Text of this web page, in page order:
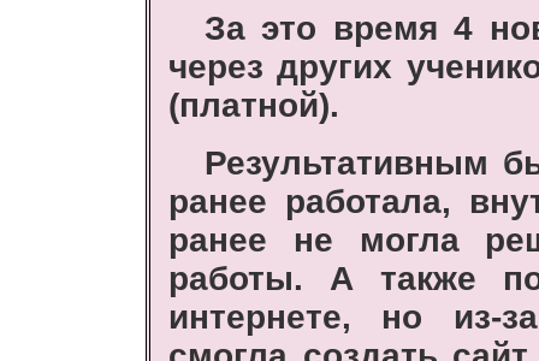
За это время 4
через других
(платной).
Результативным
ранее работала,
ранее не могла
работы. А также
интернете, но из-